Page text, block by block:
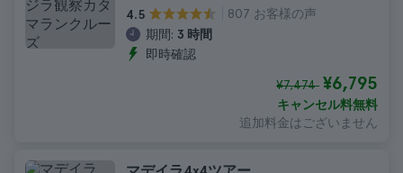
4.5
807 お客様の声
期間: 3 時間
即時確認
¥7,474 ¥6,795
キャンセル料無料
追加料金はございません